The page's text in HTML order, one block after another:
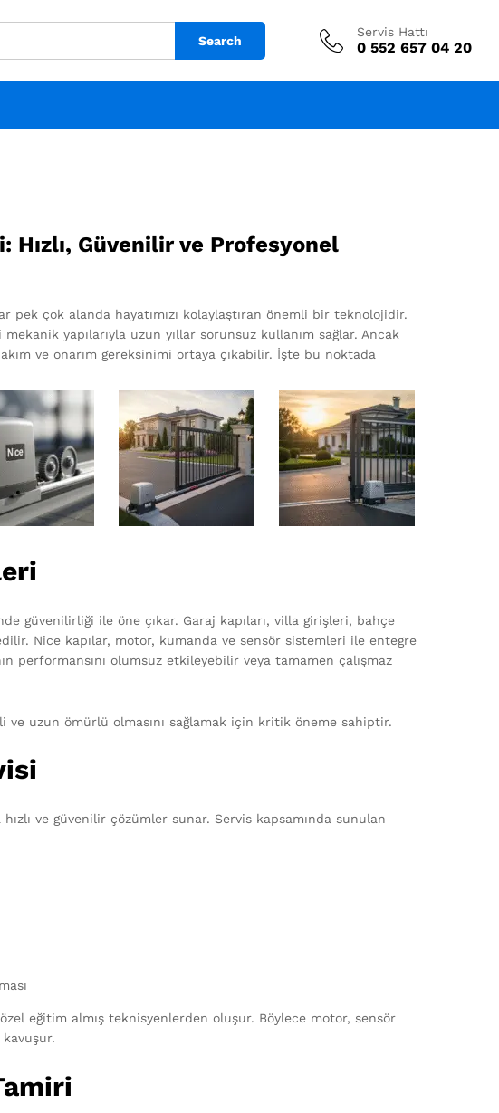
Search
Servis Hattı
0 552 657 04 20
Hızlı, Güvenilir ve Profesyonel
çok alanda hayatımızı kolaylaştıran önemli bir teknolojidir.
yapılarıyla uzun yıllar sorunsuz kullanım sağlar. Ancak
ve onarım gereksinimi ortaya çıkabilir. İşte bu noktada
güvenilirliği ile öne çıkar. Garaj kapıları, villa girişleri, bahçe
Nice kapılar, motor, kumanda ve sensör sistemleri ile entegre
performansını olumsuz etkileyebilir veya tamamen çalışmaz
ve uzun ömürlü olmasını sağlamak için kritik öneme sahiptir.
hızlı ve güvenilir çözümler sunar. Servis kapsamında sunulan
eğitim almış teknisyenlerden oluşur. Böylece motor, sensör